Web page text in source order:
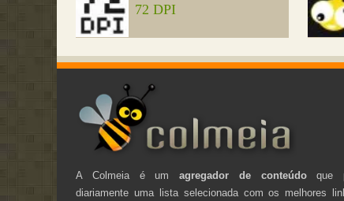
72 DPI
A Colmeia é umagregador de conteúdoque
diariamente uma lista selecionada com os melhores